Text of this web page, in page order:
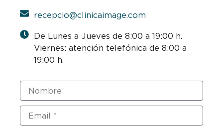
recepcio@clinicaimage.com
De Lunes a Jueves de 8:00 a 19:00 h.
Viernes: atención telefónica de 8:00 a
19:00 h.
Nombre
Email